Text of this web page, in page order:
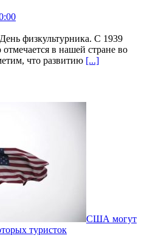
физкультурника. С 1939
в нашей стране во
что развитию [...]
США могут
туристок